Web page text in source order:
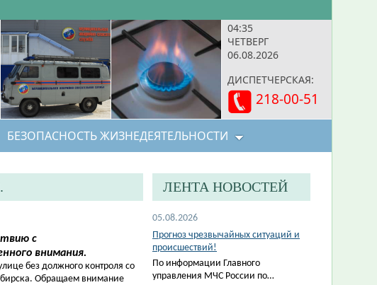
04:35
ЧЕТВЕРГ
06.08.2026
ДИСПЕТЧЕРСКАЯ:
218-00-51
БЕЗОПАСНОСТЬ ЖИЗНЕДЕЯТЕЛЬНОСТИ
с
внимания.
без должного контроля со
Обращаем внимание
ЛЕНТА НОВОСТЕЙ
05.08.2026
Прогноз чрезвычайных ситуаций и
происшествий!
По информации Главного
управления МЧС России по…